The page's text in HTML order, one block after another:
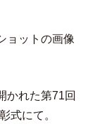
ョットの画像
かれた第71回
式にて。